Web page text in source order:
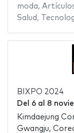
moda,
Salud ,
BIXPO 2024
Del 6al 8
Kimdaejung
Gwangju,